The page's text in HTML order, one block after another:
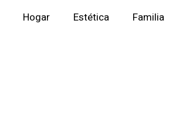
Hogar Estética Familia